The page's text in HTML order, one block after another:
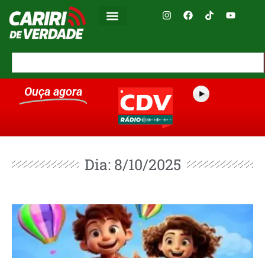
Ouça agora
Dia: 8/10/2025